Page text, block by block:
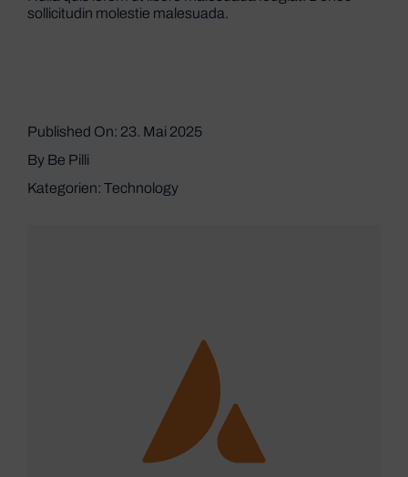
sollicitudin molestie malesuada.
Published On: 23. Mai 2025
By Be Pilli
Kategorien: Technology